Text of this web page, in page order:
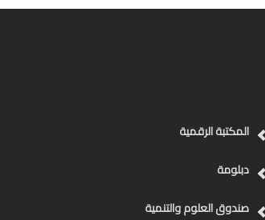
المكتبة الرقمية
دبلومة
صندوق العلوم والتنمية